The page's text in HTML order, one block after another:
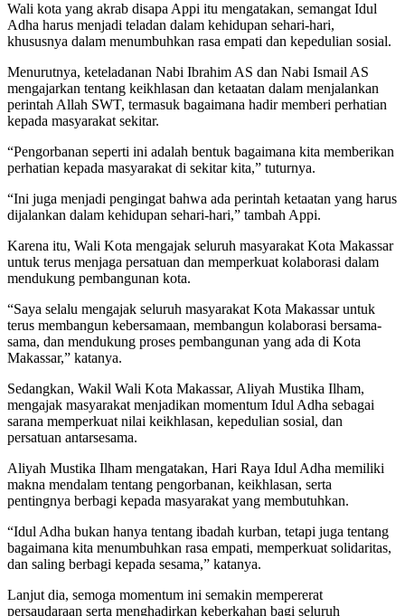
Wali kota yang akrab disapa Appi itu mengatakan, semangat Idul
Adha harus menjadi teladan dalam kehidupan sehari-hari,
khususnya dalam menumbuhkan rasa empati dan kepedulian sosial.
Menurutnya, keteladanan Nabi Ibrahim AS dan Nabi Ismail AS
mengajarkan tentang keikhlasan dan ketaatan dalam menjalankan
perintah Allah SWT, termasuk bagaimana hadir memberi perhatian
kepada masyarakat sekitar.
“Pengorbanan seperti ini adalah bentuk bagaimana kita memberikan
perhatian kepada masyarakat di sekitar kita,” tuturnya.
“Ini juga menjadi pengingat bahwa ada perintah ketaatan yang harus
dijalankan dalam kehidupan sehari-hari,” tambah Appi.
Karena itu, Wali Kota mengajak seluruh masyarakat Kota Makassar
untuk terus menjaga persatuan dan memperkuat kolaborasi dalam
mendukung pembangunan kota.
“Saya selalu mengajak seluruh masyarakat Kota Makassar untuk
terus membangun kebersamaan, membangun kolaborasi bersama-
sama, dan mendukung proses pembangunan yang ada di Kota
Makassar,” katanya.
Sedangkan, Wakil Wali Kota Makassar, Aliyah Mustika Ilham,
mengajak masyarakat menjadikan momentum Idul Adha sebagai
sarana memperkuat nilai keikhlasan, kepedulian sosial, dan
persatuan antarsesama.
Aliyah Mustika Ilham mengatakan, Hari Raya Idul Adha memiliki
makna mendalam tentang pengorbanan, keikhlasan, serta
pentingnya berbagi kepada masyarakat yang membutuhkan.
“Idul Adha bukan hanya tentang ibadah kurban, tetapi juga tentang
bagaimana kita menumbuhkan rasa empati, memperkuat solidaritas,
dan saling berbagi kepada sesama,” katanya.
Lanjut dia, semoga momentum ini semakin mempererat
persaudaraan serta menghadirkan keberkahan bagi seluruh